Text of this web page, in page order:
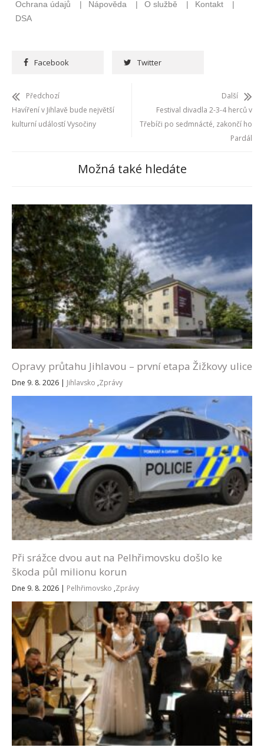
Facebook Twitter
Předchozí
Havíření v Jihlavě bude největší
kulturní událostí Vysočiny
Další
Festival divadla 2-3-4 herců v
Třebíči po sedmnácté, zakončí ho
Pardál
Možná také hledáte
Opravy průtahu Jihlavou – první etapa Žižkovy ulice
Dne 9. 8. 2026 | Jihlavsko ,Zprávy
Při srážce dvou aut na Pelhřimovsku došlo ke
škoda půl milionu korun
Dne 9. 8. 2026 | Pelhřimovsko ,Zprávy